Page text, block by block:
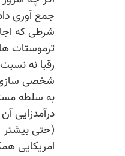
جمع آوری
شرطی که
ترموستات
رقبا نه
شخصی سازی
به سلطه
درآمدزایی
(حتی بیشتر
امریکایی